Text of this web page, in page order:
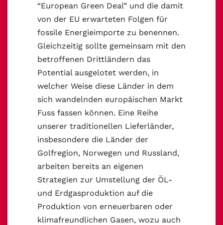
“European Green Deal” und die damit
von der EU erwarteten Folgen für
fossile Energieimporte zu benennen.
Gleichzeitig sollte gemeinsam mit den
betroffenen Drittländern das
Potential ausgelotet werden, in
welcher Weise diese Länder in dem
sich wandelnden europäischen Markt
Fuss fassen können. Eine Reihe
unserer traditionellen Lieferländer,
insbesondere die Länder der
Golfregion, Norwegen und Russland,
arbeiten bereits an eigenen
Strategien zur Umstellung der ÖL-
und Erdgasproduktion auf die
Produktion von erneuerbaren oder
klimafreundlichen Gasen, wozu auch